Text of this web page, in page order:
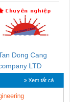
Dong Cang
LTD
» Xem tất cả